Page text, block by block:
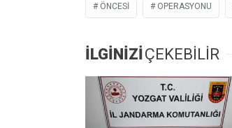
ÖNCESI OPERASYONU
İLGİNİZİÇEKEBİLİR